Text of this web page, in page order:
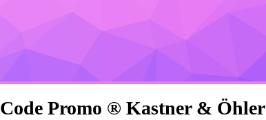
Code Promo ® Kastner & Öhler